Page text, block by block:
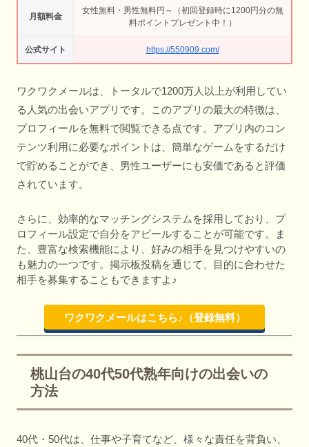
月額料金
女性無料・男性無料円～（初回登録時に1200円分の無
料ポイントプレゼント中！）
公式サイト https://550909.com/
ワクワクメールは、トータルで1200万人以上が利用してい
る人気の出会いアプリです。このアプリの最大の特徴は、
プロフィールを無料で閲覧できる点です。アプリ内のコン
テンツ利用に必要なポイントは、簡単なゲームをするだけ
で貯めることができ、男性ユーザーにも安価であると評価
されています。
さらに、効率的なマッチングシステムを採用しており、プ
ロフィール設定で自分をアピールすることが可能です。ま
た、豊富な検索機能により、好みの相手を見つけやすいの
も魅力の一つです。掲示板投稿を通じて、目的に合わせた
相手を募集することもできますよ♪
ワクワクメールはこちら♪（登録無料）
桃山台の40代50代熟年向けの出会いの
方法
40代・50代は、仕事や子育てなど、様々な責任を背負い、